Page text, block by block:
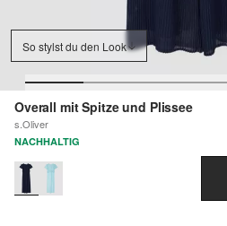
So stylst du den Look
Overall mit Spitze und Plissee
s.Oliver
NACHHALTIG